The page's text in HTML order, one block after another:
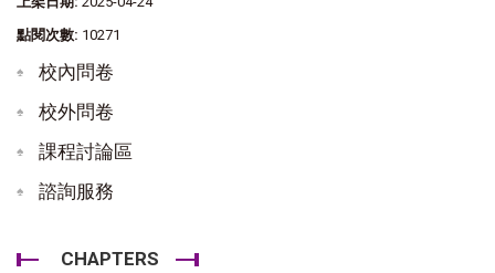
點閱次數: 10271
校內問卷
校外問卷
課程討論區
諮詢服務
CHAPTERS